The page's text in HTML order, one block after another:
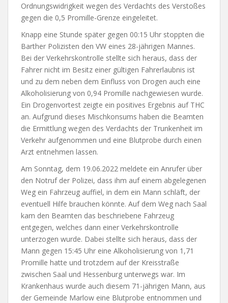
Ordnungswidrigkeit wegen des Verdachts des Verstoßes
gegen die 0,5 Promille-Grenze eingeleitet.
Knapp eine Stunde später gegen 00:15 Uhr stoppten die
Barther Polizisten den VW eines 28-jährigen Mannes.
Bei der Verkehrskontrolle stellte sich heraus, dass der
Fahrer nicht im Besitz einer gültigen Fahrerlaubnis ist
und zu dem neben dem Einfluss von Drogen auch eine
Alkoholisierung von 0,94 Promille nachgewiesen wurde.
Ein Drogenvortest zeigte ein positives Ergebnis auf THC
an. Aufgrund dieses Mischkonsums haben die Beamten
die Ermittlung wegen des Verdachts der Trunkenheit im
Verkehr aufgenommen und eine Blutprobe durch einen
Arzt entnehmen lassen.
Am Sonntag, dem 19.06.2022 meldete ein Anrufer über
den Notruf der Polizei, dass ihm auf einem abgelegenen
Weg ein Fahrzeug auffiel, in dem ein Mann schläft, der
eventuell Hilfe brauchen könnte. Auf dem Weg nach Saal
kam den Beamten das beschriebene Fahrzeug
entgegen, welches dann einer Verkehrskontrolle
unterzogen wurde. Dabei stellte sich heraus, dass der
Mann gegen 15:45 Uhr eine Alkoholisierung von 1,71
Promille hatte und trotzdem auf der Kreisstraße
zwischen Saal und Hessenburg unterwegs war. Im
Krankenhaus wurde auch diesem 71-jährigen Mann, aus
der Gemeinde Marlow eine Blutprobe entnommen und